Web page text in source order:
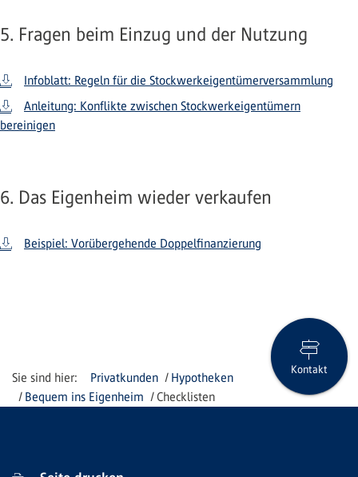
5. Fragen beim Einzug und der Nutzung
Infoblatt: Regeln für die Stockwerkeigentümerversammlung
Anleitung: Konflikte zwischen Stockwerkeigentümern
bereinigen
6. Das Eigenheim wieder verkaufen
Beispiel: Vorübergehende Doppelfinanzierung
Privatkunden
Hypotheken
Bequem ins Eigenheim
Checklisten
Kontakt